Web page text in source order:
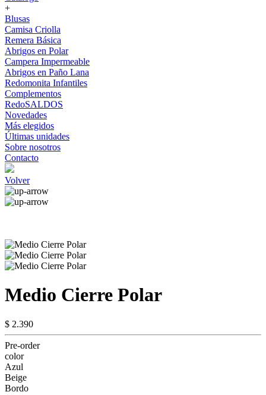
+
Blusas
Camisa Criolla
Remera Básica
Abrigos en Polar
Campera Impermeable
Abrigos en Paño Lana
Redomonita Infantiles
Complementos
RedoSALDOS
Novedades
Más elegidos
Últimas unidades
Sobre nosotros
Contacto
Volver
Medio Cierre Polar
$ 2.390
Pre-order
color
Azul
Beige
Bordo